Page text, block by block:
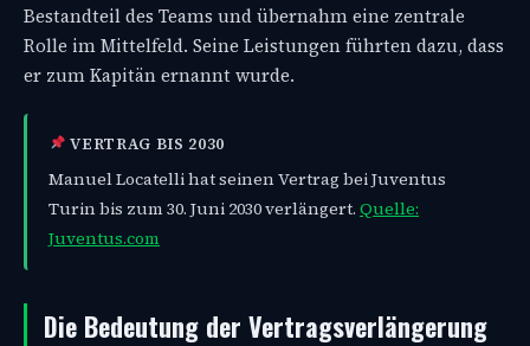
Bestandteil des Teams und übernahm eine zentrale
Rolle im Mittelfeld. Seine Leistungen führten dazu, dass
er zum Kapitän ernannt wurde.
VERTRAG BIS 2030
Manuel Locatelli hat seinen Vertrag bei Juventus
Turin bis zum 30. Juni 2030 verlängert. Quelle:
Juventus.com
Die Bedeutung der Vertragsverlängerung